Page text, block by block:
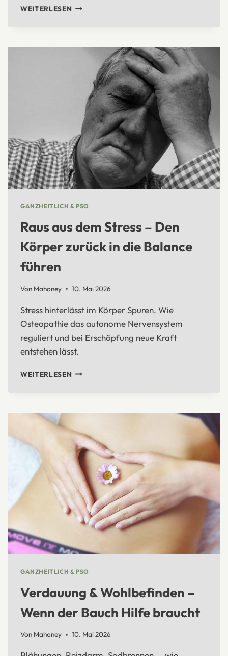
WEITERLESEN DER
INNERER
RUHEPOL
MOTOR
HEILUNG
GANZHEITLICH & PSO
Raus aus dem Stress – Den
Körper zurück in die Balance
führen
Von Mahoney 10. Mai 2026
Stress hinterlässt im Körper Spuren. Wie
Osteopathie das autonome Nervensystem
reguliert und bei Erschöpfung neue Kraft
entstehen lässt.
WEITERLESEN RAUS
–
KÖRPER
ZURÜCK
IN
DIE
BALANCE
FÜHREN
GANZHEITLICH & PSO
Verdauung & Wohlbefinden –
Wenn der Bauch Hilfe braucht
Von Mahoney 10. Mai 2026